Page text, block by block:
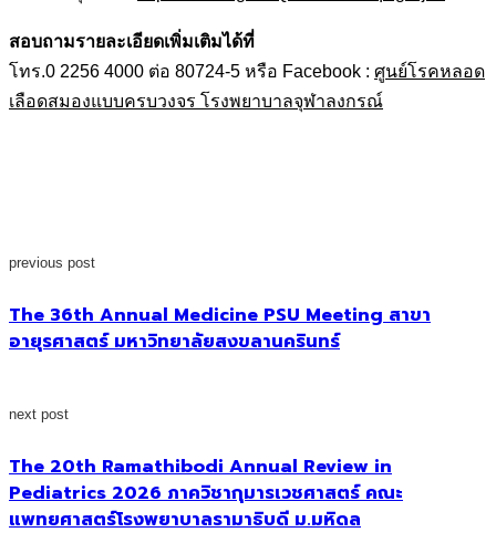
สอบถามรายละเอียดเพิ่มเติมได้ที่
โทร.0 2256 4000 ต่อ 80724-5 หรือ Facebook : ศูนย์โรคหลอด
เลือดสมองแบบครบวงจร โรงพยาบาลจุฬาลงกรณ์
previous post
The 36th Annual Medicine PSU Meeting สาขา
อายุรศาสตร์ มหาวิทยาลัยสงขลานครินทร์
next post
The 20th Ramathibodi Annual Review in
Pediatrics 2026 ภาควิชากุมารเวชศาสตร์ คณะ
แพทยศาสตร์โรงพยาบาลรามาธิบดี ม.มหิดล